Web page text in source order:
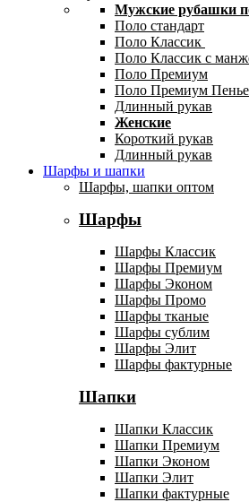
Мужские рубашки
Поло стандарт
Поло Классик
Поло Классик с
Поло Премиум
Поло Премиум Пенье
Длинный рукав
Женские
Короткий рукав
Длинный рукав
Шарфы и шапки
Шарфы, шапки оптом
Шарфы
Шарфы Классик
Шарфы Премиум
Шарфы Эконом
Шарфы Промо
Шарфы тканые
Шарфы сублим
Шарфы Элит
Шарфы фактурные
Шапки
Шапки Классик
Шапки Премиум
Шапки Эконом
Шапки Элит
Шапки фактурные